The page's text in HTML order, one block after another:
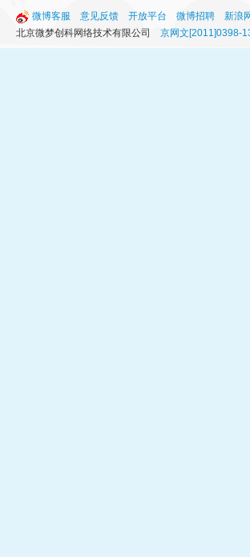
微博客服 意见反馈 开放平台 微博招聘
新浪
北京微梦创科网络技术有限公司 京网文[2011]0398-